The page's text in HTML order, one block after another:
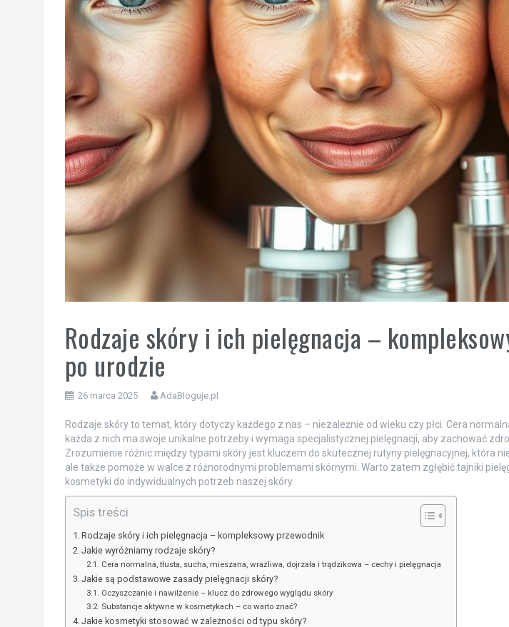
Rodzaje skóry i ich pielęgnacja –
po urodzie
26 marca 2025 AdaBloguje.pl
Rodzaje skóry to temat, który dotyczy każdego z nas – niezależnie od wieku czy płci. Cera
każda z nich ma swoje unikalne potrzeby i wymaga specjalistycznej pielęgnacji, aby zachować
Zrozumienie różnic między typami skóry jest kluczem do skutecznej rutyny pielęgnacyjnej, która
ale także pomoże w walce z różnorodnymi problemami skórnymi. Warto zatem zgłębić tajniki
kosmetyki do indywidualnych potrzeb naszej skóry.
Spis treści
Rodzaje skóry i ich pielęgnacja – kompleksowy przewodnik
Jakie wyróżniamy rodzaje skóry?
Cera normalna, tłusta, sucha, mieszana, wrażliwa, dojrzała i trądzikowa – cechy i pielęgnacja
Jakie są podstawowe zasady pielęgnacji skóry?
Oczyszczanie i nawilżenie – klucz do zdrowego wyglądu skóry
Substancje aktywne w kosmetykach – co warto znać?
Jakie kosmetyki stosować w zależności od typu skóry?